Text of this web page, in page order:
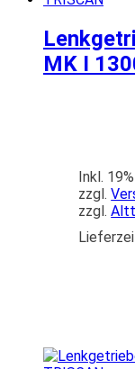
MK I
Inkl.
zzgl.
zzgl.